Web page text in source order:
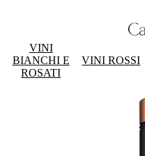
VINI
BIANCHI E
ROSATI
VINI ROSSI